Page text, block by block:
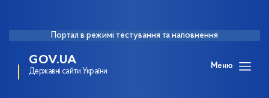
Портал в режимі тестування та наповнення
GOV.UA
Державні сайти України
Меню